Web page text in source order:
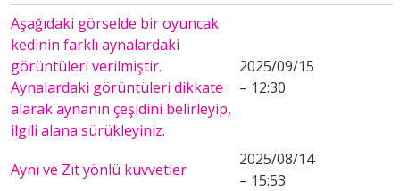
Aşağıdaki görselde bir oyuncak
kedinin farklı aynalardaki
görüntüleri verilmiştir.
Aynalardaki görüntüleri dikkate
alarak aynanın çeşidini belirleyip,
ilgili alana sürükleyiniz.
2025/09/15
– 12:30
Aynı ve Zıt yönlü kuvvetler
2025/08/14
– 15:53